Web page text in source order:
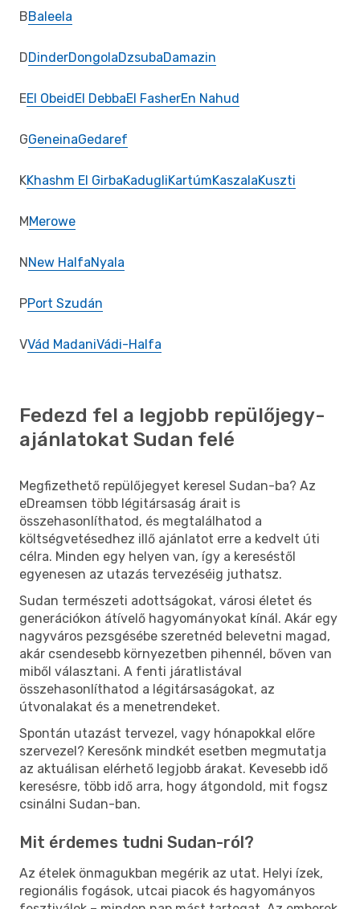
BBaleela
DDinderDongolaDzsubaDamazin
EEl ObeidEl DebbaEl FasherEn Nahud
GGeneinaGedaref
KKhashm El GirbaKadugliKartúmKaszalaKuszti
MMerowe
NNew HalfaNyala
PPort Szudán
VVád MadaniVádi-Halfa
Fedezd fel a legjobb repülőjegy-
ajánlatokat Sudan felé
Megfizethető repülőjegyet keresel Sudan-ba? Az
eDreamsen több légitársaság árait is
összehasonlíthatod, és megtalálhatod a
költségvetésedhez illő ajánlatot erre a kedvelt úti
célra. Minden egy helyen van, így a kereséstől
egyenesen az utazás tervezéséig juthatsz.
Sudan természeti adottságokat, városi életet és
generációkon átívelő hagyományokat kínál. Akár egy
nagyváros pezsgésébe szeretnéd belevetni magad,
akár csendesebb környezetben pihennél, bőven van
miből választani. A fenti járatlistával
összehasonlíthatod a légitársaságokat, az
útvonalakat és a menetrendeket.
Spontán utazást tervezel, vagy hónapokkal előre
szervezel? Keresőnk mindkét esetben megmutatja
az aktuálisan elérhető legjobb árakat. Kevesebb idő
keresésre, több idő arra, hogy átgondold, mit fogsz
csinálni Sudan-ban.
Mit érdemes tudni Sudan-ról?
Az ételek önmagukban megérik az utat. Helyi ízek,
regionális fogások, utcai piacok és hagyományos